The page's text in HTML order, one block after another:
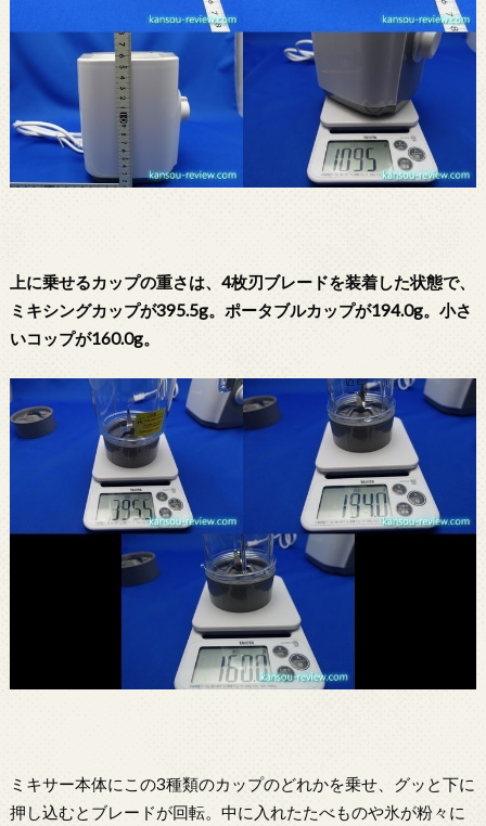
上に乗せるカップの重さは、4枚刃ブレードを装着した状態で、
ミキシングカップが395.5g。ポータブルカップが194.0g。小さ
いコップが160.0g。
ミキサー本体にこの3種類のカップのどれかを乗せ、グッと下に
押し込むとブレードが回転。中に入れたたべものや氷が粉々に